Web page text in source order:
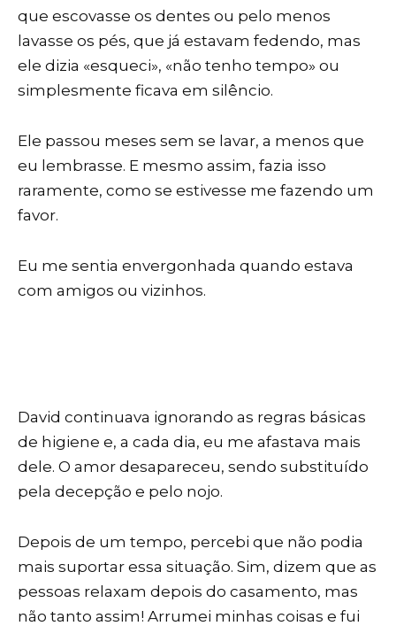
que escovasse os dentes ou pelo menos
lavasse os pés, que já estavam fedendo, mas
ele dizia «esqueci», «não tenho tempo» ou
simplesmente ficava em silêncio.
Ele passou meses sem se lavar, a menos que
eu lembrasse. E mesmo assim, fazia isso
raramente, como se estivesse me fazendo um
favor.
Eu me sentia envergonhada quando estava
com amigos ou vizinhos.
David continuava ignorando as regras básicas
de higiene e, a cada dia, eu me afastava mais
dele. O amor desapareceu, sendo substituído
pela decepção e pelo nojo.
Depois de um tempo, percebi que não podia
mais suportar essa situação. Sim, dizem que as
pessoas relaxam depois do casamento, mas
não tanto assim! Arrumei minhas coisas e fui